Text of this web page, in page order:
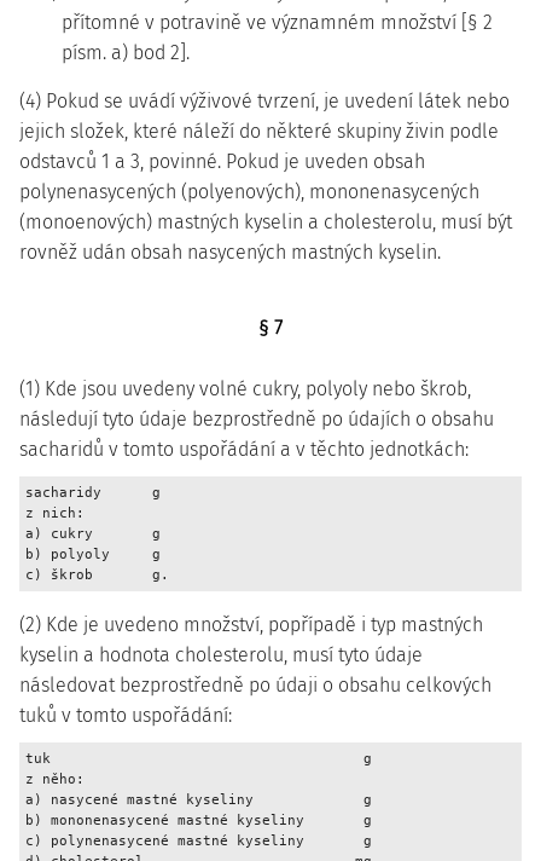
přítomné v potravině ve významném množství [§ 2
písm. a) bod 2].
(4) Pokud se uvádí výživové tvrzení, je uvedení látek nebo
jejich složek, které náleží do některé skupiny živin podle
odstavců 1 a 3, povinné. Pokud je uveden obsah
polynenasycených (polyenových), mononenasycených
(monoenových) mastných kyselin a cholesterolu, musí být
rovněž udán obsah nasycených mastných kyselin.
§ 7
(1) Kde jsou uvedeny volné cukry, polyoly nebo škrob,
následují tyto údaje bezprostředně po údajích o obsahu
sacharidů v tomto uspořádání a v těchto jednotkách:
sacharidy      g
z nich:
a) cukry       g
b) polyoly     g
(2) Kde je uvedeno množství, popřípadě i typ mastných
kyselin a hodnota cholesterolu, musí tyto údaje
následovat bezprostředně po údaji o obsahu celkových
tuků v tomto uspořádání:
tuk                                     g
z něho:
a) nasycené mastné kyseliny             g
b) mononenasycené mastné kyseliny       g
c) polynenasycené mastné kyseliny       g